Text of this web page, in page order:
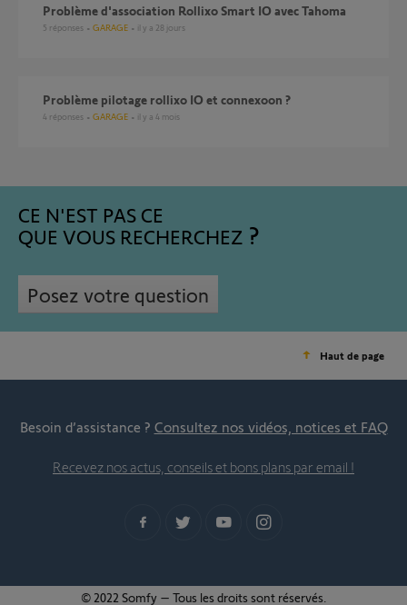
Problème d'association Rollixo Smart IO avec Tahoma
5 réponses GARAGE il y a 28 jours
Problème pilotage rollixo IO et connexoon ?
4 réponses GARAGE il y a 4 mois
CE N'EST PAS CE
QUE VOUS RECHERCHEZ
Posez votre question
Haut de page
Besoin d’assistance ? Consultez nos vidéos, notices et FAQ
Recevez nos actus, conseils et bons plans par email !
© 2022 Somfy – Tous les droits sont réservés.